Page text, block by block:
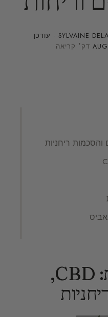
SYLVAINE · עודכן
הקנאביס בבשמנות: CBD,